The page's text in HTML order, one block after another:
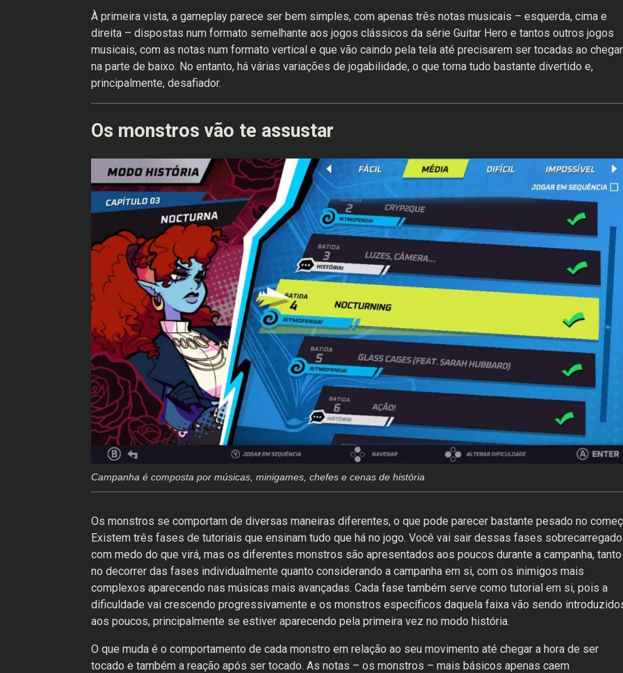
À primeira vista, a gameplay parece ser bem simples, com apenas três notas musicais – esquerda, cima e
direita – dispostas num formato semelhante aos jogos clássicos da série Guitar Hero e tantos outros jogos
musicais, com as notas num formato vertical e que vão caindo pela tela até precisarem ser tocadas ao chegar
na parte de baixo. No entanto, há várias variações de jogabilidade, o que torna tudo bastante divertido e,
principalmente, desafiador.
Os monstros vão te assustar
Campanha é composta por músicas, minigames, chefes e cenas de história
Os monstros se comportam de diversas maneiras diferentes, o que pode parecer bastante pesado no
Existem três fases de tutoriais que ensinam tudo que há no jogo. Você vai sair dessas fases
com medo do que virá, mas os diferentes monstros são apresentados aos poucos durante a campanha, tanto
no decorrer das fases individualmente quanto considerando a campanha em si, com os inimigos mais
complexos aparecendo nas músicas mais avançadas. Cada fase também serve como tutorial em si, pois a
dificuldade vai crescendo progressivamente e os monstros específicos daquela faixa vão sendo
aos poucos, principalmente se estiver aparecendo pela primeira vez no modo história.
O que muda é o comportamento de cada monstro em relação ao seu movimento até chegar a hora de ser
tocado e também a reação após ser tocado. As notas – os monstros – mais básicos apenas caem